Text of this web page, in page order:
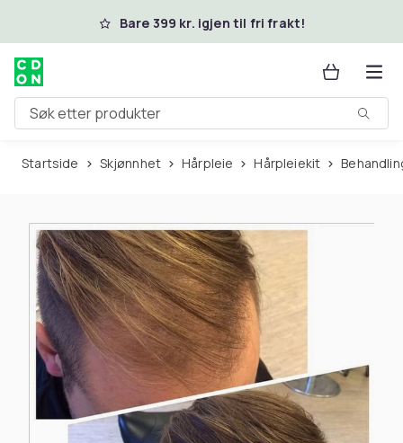
Hopp til hovedinnholdBare 399 kr. igjen til fri frakt!
Søk etter produkter
Startside Skjønnhet Hårpleie Hårpleiekit